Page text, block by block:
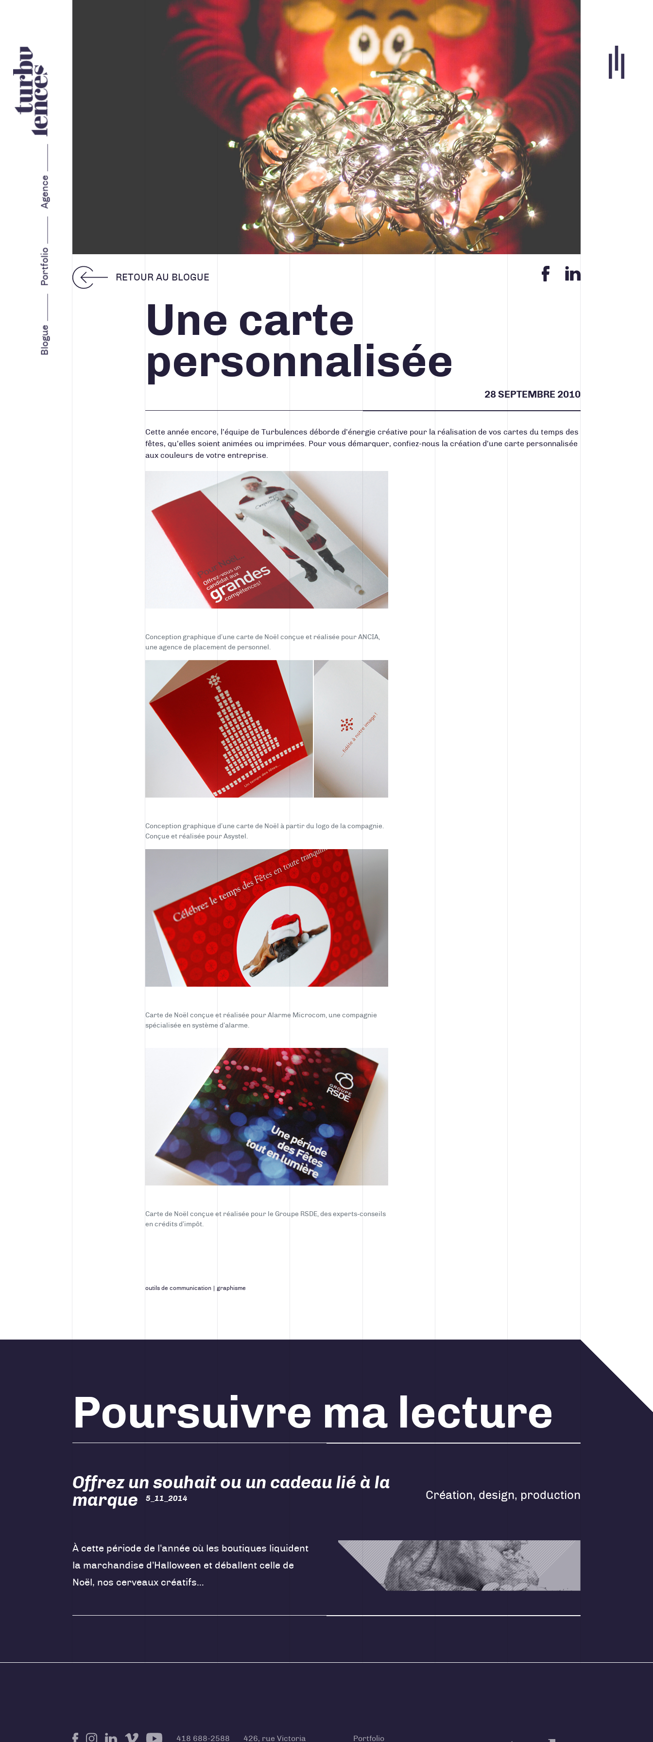
Blogue
Portfolio
Agence
CONCEPTION DE SITES WEB
CRÉATION, DESIGN ET
PRODUCTION
STRATÉGIE DE COMMUNICATION
STRATÉGIE MÉDIA ET PUBLICITÉ
Portfolio
Agence
Carrières
Blogue
Contact
Québec (Québec) G1K 5C2
Canada
RETOUR AU BLOGUE
Une carte
personnalisée
28 SEPTEMBRE 2010
Cette année encore, l’équipe de Turbulences déborde d’énergie créative pour la réalisation de vos cartes du temps des
fêtes, qu’elles soient animées ou imprimées. Pour vous démarquer, confiez-nous la création d’une carte personnalisée
aux couleurs de votre entreprise.
Conception graphique d’une carte de Noël conçue et réalisée pour ANCIA,
une agence de placement de personnel.
Conception graphique d’une carte de Noël à partir du logo de la compagnie.
Conçue et réalisée pour Asystel.
Carte de Noël conçue et réalisée pour Alarme Microcom, une compagnie
spécialisée en système d’alarme.
Carte de Noël conçue et réalisée pour le Groupe RSDE, des experts-conseils
en crédits d’impôt.
outils de communication | graphisme
Poursuivre ma lecture
Offrez un souhait ou un cadeau lié à la
marque
5_11_2014 Création, design, production
À cette période de l’année où les boutiques liquident
la marchandise d’Halloween et déballent celle de
Noël, nos cerveaux créatifs…
418 688-2588 426, rue Victoria Portfolio